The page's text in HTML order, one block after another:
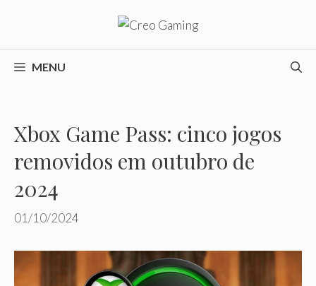
o
conteúdoMENU
Xbox Game Pass: cinco jogos
removidos em outubro de
2024
01/10/2024